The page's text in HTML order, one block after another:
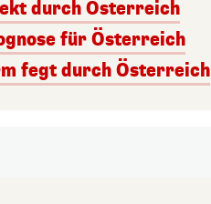
durch Österreich
für Österreich
fegt durch Österreich